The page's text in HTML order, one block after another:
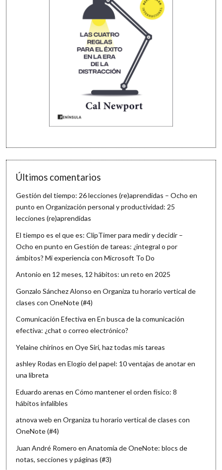
Últimos comentarios
Gestión del tiempo: 26 lecciones (re)aprendidas – Ocho en
punto enOrganización personal y productividad: 25
lecciones (re)aprendidas
El tiempo es el que es: ClipTimer para medir y decidir –
Ocho en punto enGestión de tareas: ¿integral o por
ámbitos? Mi experiencia con Microsoft To Do
Antonio en 12 meses, 12 hábitos: un reto en 2025
Gonzalo Sánchez Alonso enOrganiza tu horario vertical de
clases con OneNote (#4)
Comunicación Efectiva enEn busca de la comunicación
efectiva: ¿chat o correo electrónico?
Yelaine chirinos enOye Siri, haz todas mis tareas
ashley Rodas enElogio del papel: 10 ventajas de anotar en
una libreta
Eduardo arenas enCómo mantener el orden físico: 8
hábitos infalibles
atnova web enOrganiza tu horario vertical de clases con
OneNote (#4)
Juan André Romero enAnatomía de OneNote: blocs de
notas, secciones y páginas (#3)